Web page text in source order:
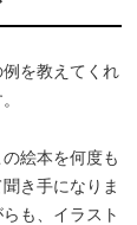
を教えてくれ
絵本を何度も
き手になりま
も、イラスト